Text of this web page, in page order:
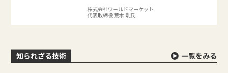
株式会社ワールドマーケット
代表取締役 荒木 剛氏
知られざる技術 一覧をみる